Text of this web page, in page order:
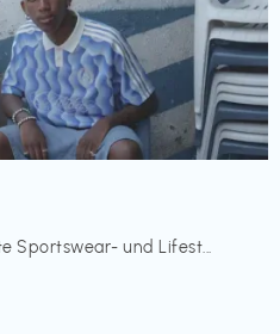
Sportswear- und Lifest...